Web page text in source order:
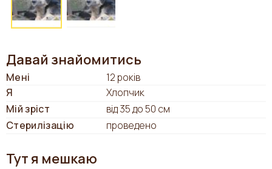
Давай знайомитись
Мені
12 років
Я
Хлопчик
Мій зріст
від 35 до 50 см
Стерилізацію
проведено
Тут я мешкаю